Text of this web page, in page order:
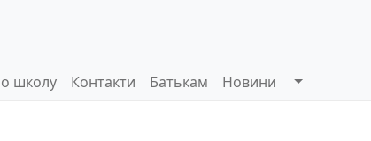
школу Контакти Батькам Новини